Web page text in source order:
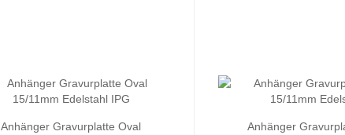
Anhänger Gravurplatte Oval
Anhänger